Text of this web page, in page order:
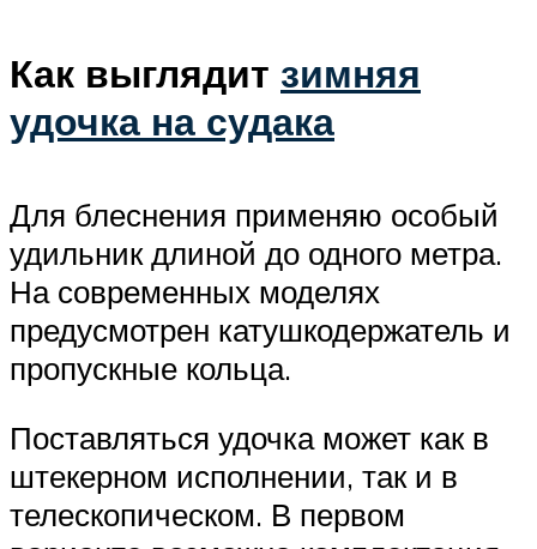
Как выглядит зимняя
удочка на судака
Для блеснения применяю особый
удильник длиной до одного метра.
На современных моделях
предусмотрен катушкодержатель и
пропускные кольца.
Поставляться удочка может как в
штекерном исполнении, так и в
телескопическом. В первом